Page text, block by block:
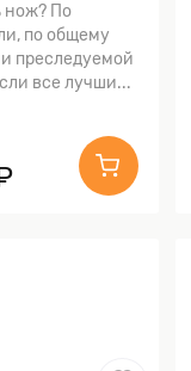
нож? По
по общему
преследуемой
все лучши...